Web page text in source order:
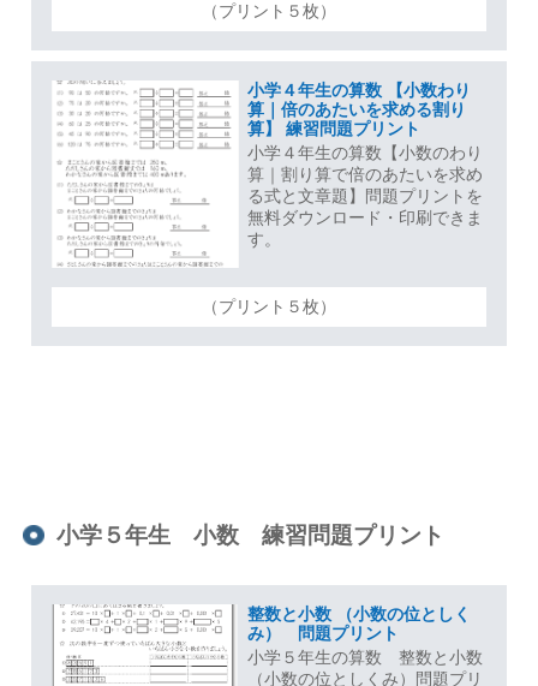
（プリント５枚）
小学４年生の算数 【小数わり
算｜倍のあたいを求める割り
算】 練習問題プリント
小学４年生の算数【小数のわり
算｜割り算で倍のあたいを求め
る式と文章題】問題プリントを
無料ダウンロード・印刷できま
す。
（プリント５枚）
小学５年生 小数 練習問題プリント
整数と小数 （小数の位としく
み） 問題プリント
小学５年生の算数 整数と小数
（小数の位としくみ）問題プリ